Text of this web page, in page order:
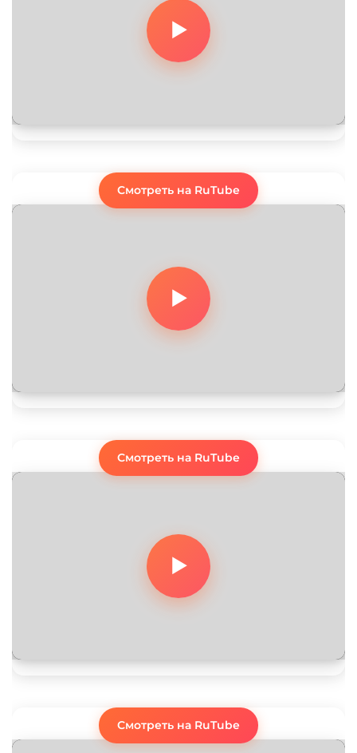
Смотреть на RuTube
Смотреть на RuTube
Смотреть на RuTube